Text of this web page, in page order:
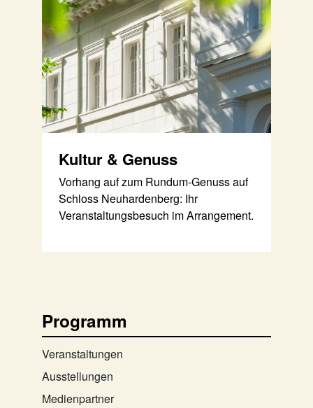
Kultur & Genuss
Vorhang auf zum Rundum-Genuss auf
Schloss Neuhardenberg: Ihr
Veranstaltungsbesuch im Arrangement.
Programm
Veranstaltungen
Ausstellungen
Medienpartner